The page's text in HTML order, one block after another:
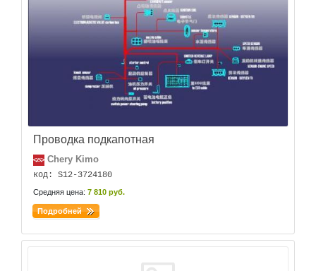
Проводка подкапотная
Chery Kimo
код: S12-3724180
Средняя цена: 7 810 руб.
Подробней